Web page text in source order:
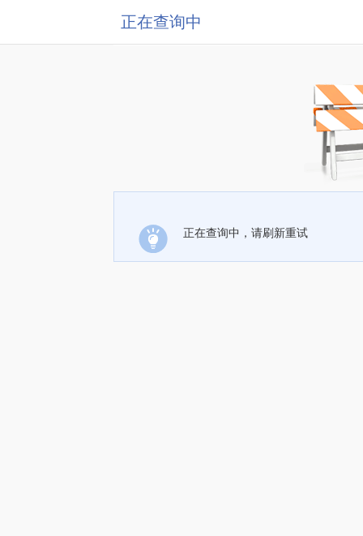
正在查询中
正在查询中，请刷新重试